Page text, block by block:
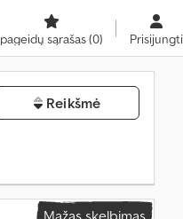
pageidų sąrašas(0) Prisijungti
Reikšmė
Mažas skelbimas